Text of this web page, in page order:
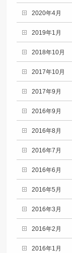
2020年4月
2019年1月
2018年10月
2017年10月
2017年9月
2016年9月
2016年8月
2016年7月
2016年6月
2016年5月
2016年3月
2016年2月
2016年1月